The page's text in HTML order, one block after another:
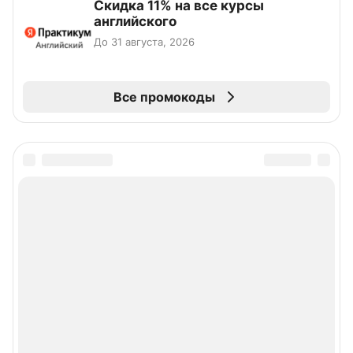
Скидка 11% на все курсы
английского
До 31 августа, 2026
Все промокоды